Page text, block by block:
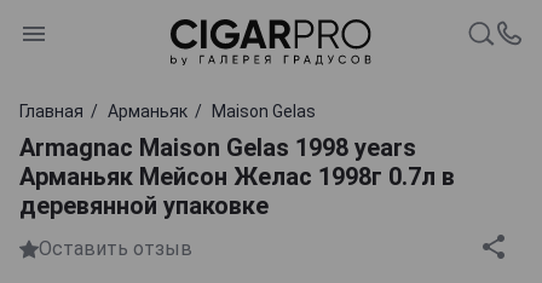
Главная Арманьяк Maison Gelas
Armagnac Maison Gelas 1998 years
Арманьяк Мейсон Желас 1998г 0.7л в
деревянной упаковке
Оставить отзыв